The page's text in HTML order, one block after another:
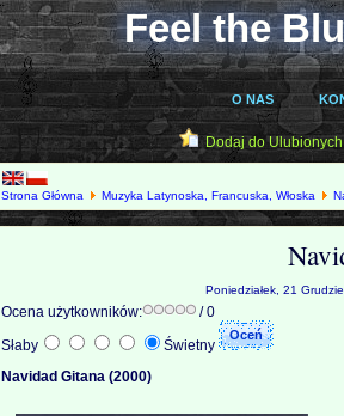
Feel the
O NAS
Dodaj do Ulubionych
Strona Główna Muzyka Latynoska, Francuska, Włoska
Poniedziałek, 21
Ocena użytkowników:
/ 0
Słaby
Świetny
Navidad Gitana (2000)